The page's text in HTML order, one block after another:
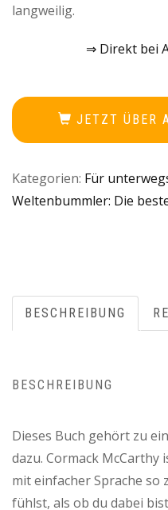
langweilig.
⇒ Direkt bei
JETZT ÜBER
Kategorien: Für
Weltenbummler: Die
BESCHREIBUNG
BESCHREIBUNG
Dieses Buch gehört zu
dazu. Cormack
mit einfacher Sprache so
fühlst, als ob du dabei